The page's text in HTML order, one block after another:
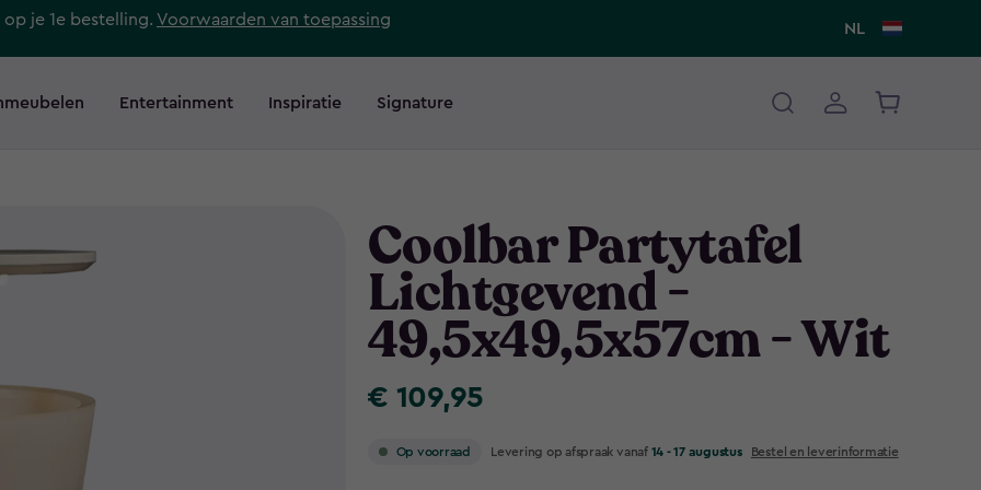
je 1e bestelling. Voorwaarden van toepassing NL
Entertainment Inspiratie Signature
Coolbar Partytafel
Lichtgevend -
49,5x49,5x57cm - Wit
€
€ 109,95
Op voorraad Levering op afspraak vanaf 14 - 17 augustus Bestel en leverinformatie